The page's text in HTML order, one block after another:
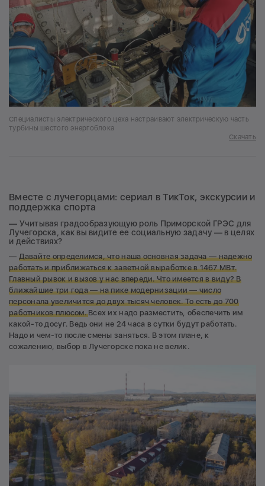
Специалисты электрического цеха настраивают электрическую часть
турбины шестого энергоблока
Скачать
Вместе с лучегорцами: сериал в ТикТок, экскурсии и
поддержка спорта
— Учитывая градообразующую роль Приморской ГРЭС для
Лучегорска, как вы видите ее социальную задачу — в целях
и действиях?
— Давайте определимся, что наша основная задача — надежно
работать и приближаться к заветной выработке в 1467 МВт.
Главный рывок и вызов у нас впереди. Что имеется в виду? В
ближайшие три года — на пике модернизации — число
персонала увеличится до двух тысяч человек. То есть до 700
работников плюсом.Всех их надо разместить, обеспечить им
какой-то досуг. Ведь они не 24 часа в сутки будут работать.
Надо и чем-то после смены заняться. В этом плане, к
сожалению, выбор в Лучегорске пока не велик.